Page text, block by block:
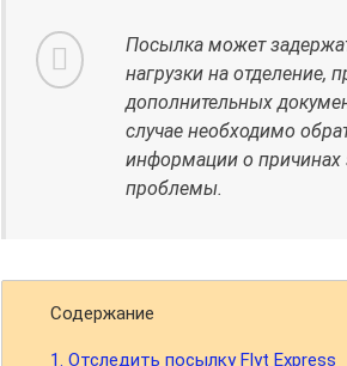
Посылка может
нагрузки на отделение,
дополнительных
случае необходимо
информации о
проблемы.
Содержание
1. Отследить посылку Flyt Express